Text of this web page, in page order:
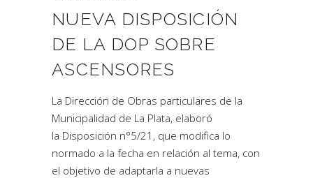
NUEVA DISPOSICIÓN
DE LA DOP SOBRE
ASCENSORES
La Dirección de Obras particulares de la
Municipalidad de La Plata, elaboró
la Disposición n°5/21, que modifica lo
normado a la fecha en relación al tema, con
el objetivo de adaptarla a nuevas